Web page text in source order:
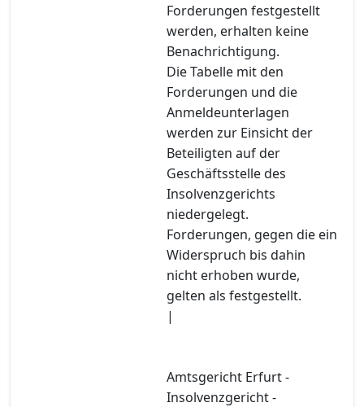
Forderungen festgestellt
werden, erhalten keine
Benachrichtigung.
Die Tabelle mit den
Forderungen und die
Anmeldeunterlagen
werden zur Einsicht der
Beteiligten auf der
Geschäftsstelle des
Insolvenzgerichts
niedergelegt.
Forderungen, gegen die ein
Widerspruch bis dahin
nicht erhoben wurde,
gelten als festgestellt.
|
Amtsgericht Erfurt -
Insolvenzgericht -